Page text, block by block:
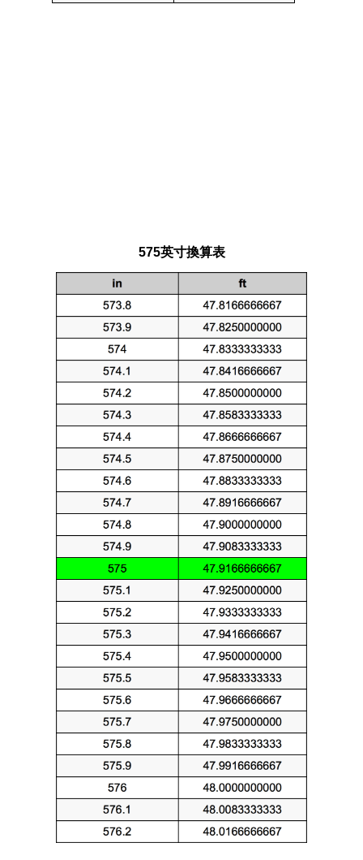
575英寸換算表